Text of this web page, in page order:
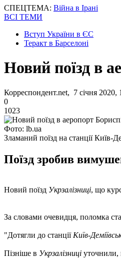
СПЕЦТЕМА: Війна в Ірані
ВСІ ТЕМИ
Вступ України в ЄС
Теракт в Барселоні
Новий поїзд в
Корреспондент.net, 7 січня 2020,
0
1023
Фото: lb.ua
Зламаний поїзд на станції Київ-
Поїзд зробив
Новий поїзд Укрзалізниці, що
За словами очевидця, поломка
"Дотягли до станції Київ-
Пізніше в Укрзалізниці уточнили,